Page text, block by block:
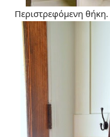
Περιστρεφόμενη θήκη.